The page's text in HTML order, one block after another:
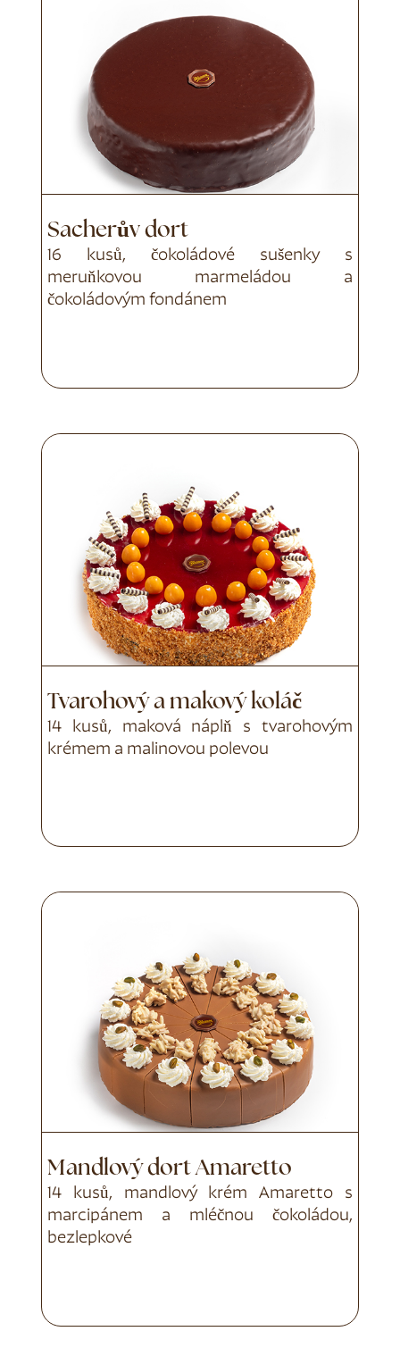
Sacherův dort
16 kusů, čokoládové sušenky s
meruňkovou marmeládou a
čokoládovým fondánem
Tvarohový a makový koláč
14 kusů, maková náplň s tvarohovým
krémem a malinovou polevou
Mandlový dort Amaretto
14 kusů, mandlový krém Amaretto s
marcipánem a mléčnou čokoládou,
bezlepkové